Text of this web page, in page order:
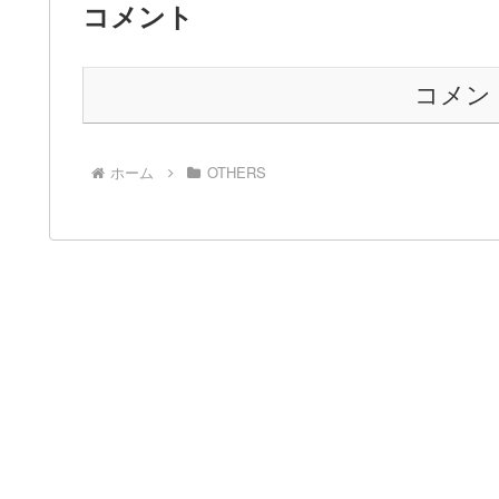
コメント
コメン
ホーム OTHERS